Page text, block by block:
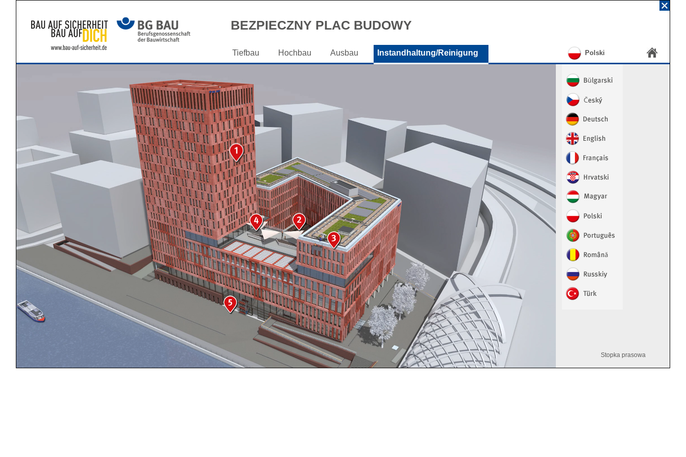
BEZPIECZNY PLAC BUDOWY
Tiefbau Hochbau Ausbau Instandhaltung/Reinigung Polski
Stopka prasowa